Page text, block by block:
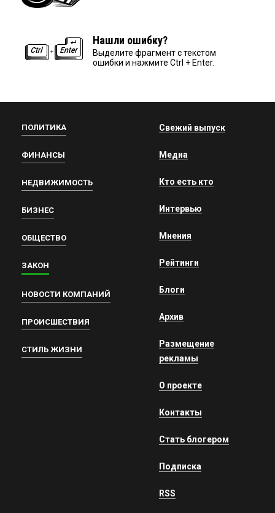
Нашли ошибку?
Выделите фрагмент с текстом
ошибки и нажмите Ctrl + Enter.
ПОЛИТИКА
ФИНАНСЫ
НЕДВИЖИМОСТЬ
БИЗНЕС
ОБЩЕСТВО
ЗАКОН
НОВОСТИ КОМПАНИЙ
ПРОИСШЕСТВИЯ
СТИЛЬ ЖИЗНИ
Свежий выпуск
Медиа
Кто есть кто
Интервью
Мнения
Рейтинги
Блоги
Архив
Размещение
рекламы
О проекте
Контакты
Стать блогером
Подписка
RSS